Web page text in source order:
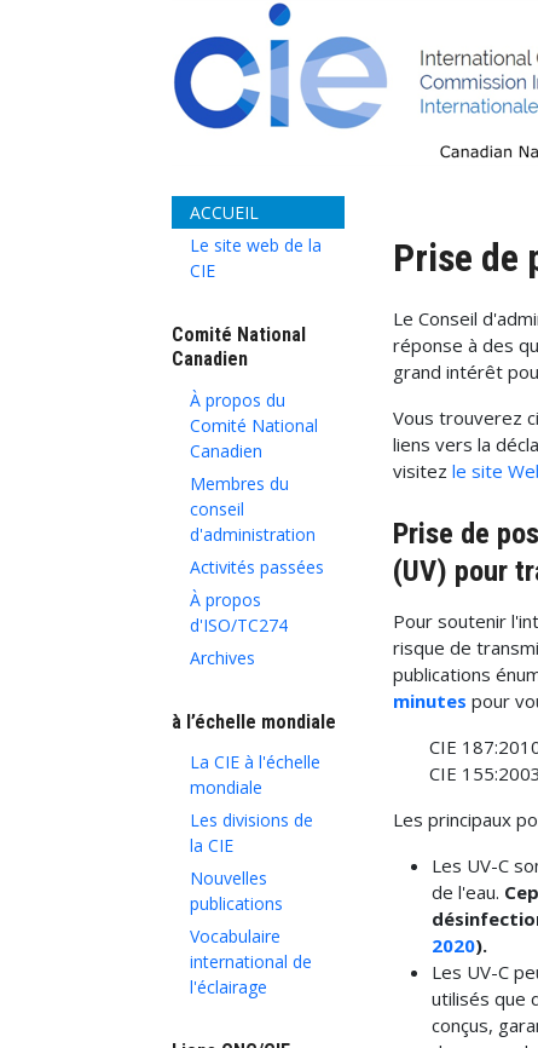
ACCUEIL
Le site web de la
CIE
Comité National
Canadien
À propos du
Comité National
Canadien
Membres du
conseil
d'administration
Activités passées
À propos
d'ISO/TC274
Archives
à l’échelle mondiale
La CIE à l'échelle
mondiale
Les divisions de
la CIE
Nouvelles
publications
Vocabulaire
international de
l'éclairage
Prise de
Le Conseil
réponse à des
grand intérêt
Vous trouverez
liens vers la
visitezle site
Prise de
(UV) pour
Pour soutenir
risque de
publications
minutes pour
CIE
CIE
Les principaux
Les UV-C
de l'eau.
2020).
Les UV-C
utilisés que
conçus,